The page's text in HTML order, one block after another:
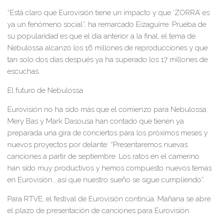
“Está claro que Eurovisión tiene un impacto y que ‘ZORRA’ es
ya un fenómeno social”, ha remarcado Eizaguirre. Prueba de
su popularidad es que el día anterior a la final, el tema de
Nebulossa alcanzó los 16 millones de reproducciones y que
tan solo dos días después ya ha superado los 17 millones de
escuchas.
El futuro de Nebulossa
Eurovisión no ha sido más que el comienzo para Nebulossa.
Mery Bas y Mark Dasousa han contado que tienen ya
preparada una gira de conciertos para los próximos meses y
nuevos proyectos por delante: “Presentaremos nuevas
canciones a partir de septiembre. Los ratos en el camerino
han sido muy productivos y hemos compuesto nuevos temas
en Eurovisión… así que nuestro sueño se sigue cumpliendo”.
Para RTVE, el festival de Eurovisión continúa. Mañana se abre
el plazo de presentación de canciones para Eurovisión